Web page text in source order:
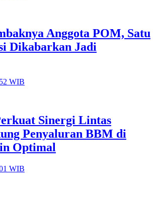
Anggota POM, Satu
Dikabarkan Jadi
WIB
Sinergi Lintas
Penyaluran BBM di
Optimal
WIB